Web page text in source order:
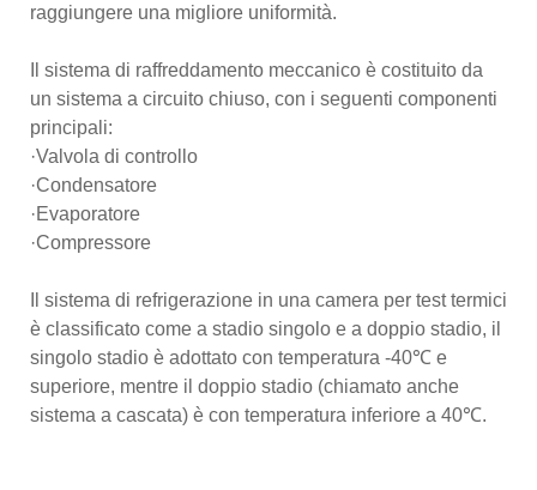
raggiungere una migliore uniformità.
Il sistema di raffreddamento meccanico è costituito da
un sistema a circuito chiuso, con i seguenti componenti
principali:
·Valvola di controllo
·Condensatore
·Evaporatore
·Compressore
Il sistema di refrigerazione in una camera per test termici
è classificato come a stadio singolo e a doppio stadio, il
singolo stadio è adottato con temperatura -40℃ e
superiore, mentre il doppio stadio (chiamato anche
sistema a cascata) è con temperatura inferiore a 40℃.